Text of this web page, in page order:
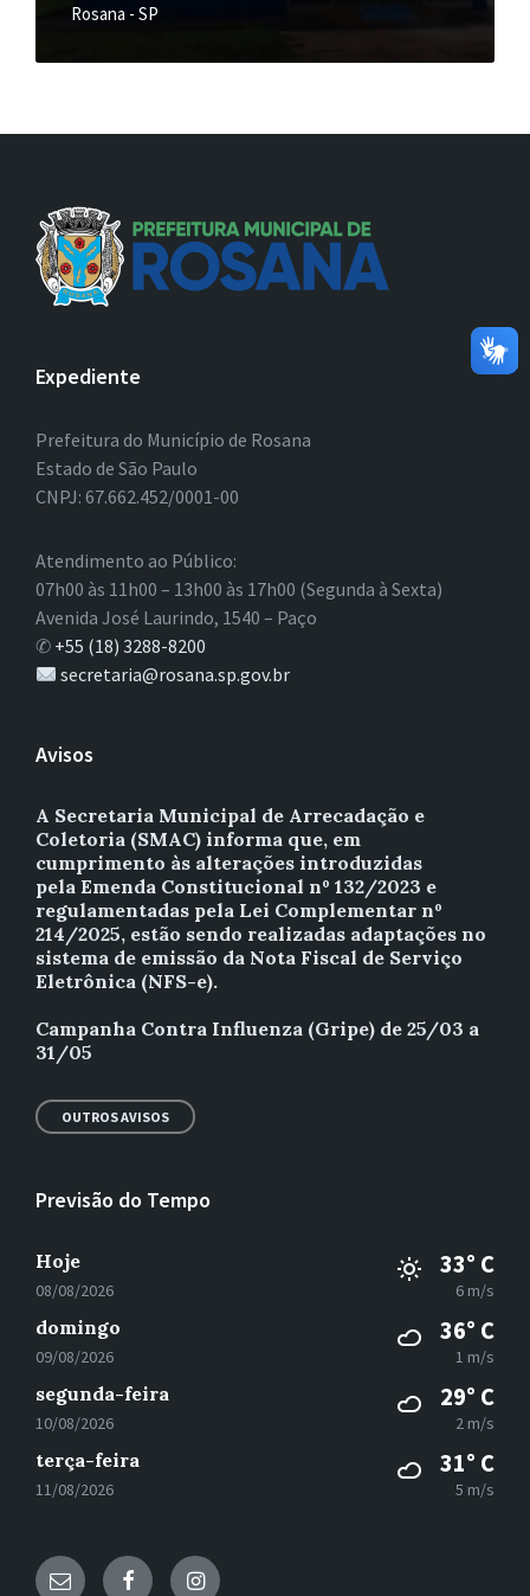
Rosana - SP
Expediente
Prefeitura do Município de Rosana
Estado de São Paulo
CNPJ: 67.662.452/0001-00
Atendimento ao Público:
07h00 às 11h00 – 13h00 às 17h00 (Segunda à Sexta)
Avenida José Laurindo, 1540 – Paço
✆ +55 (18) 3288-8200
secretaria@rosana.sp.gov.br
Avisos
A Secretaria Municipal de Arrecadação e
Coletoria (SMAC) informa que, em
cumprimento às alterações introduzidas
pela Emenda Constitucional nº 132/2023 e
regulamentadas pela Lei Complementar nº
214/2025, estão sendo realizadas adaptações no
sistema de emissão da Nota Fiscal de Serviço
Eletrônica (NFS-e).
Campanha Contra Influenza (Gripe) de 25/03 a
31/05
OUTROS AVISOS
Previsão do Tempo
Hoje
08/08/2026
33° C
6 m/s
domingo
09/08/2026
36° C
1 m/s
segunda-feira
10/08/2026
29° C
2 m/s
terça-feira
11/08/2026
31° C
5 m/s
E- FacebookInstagram